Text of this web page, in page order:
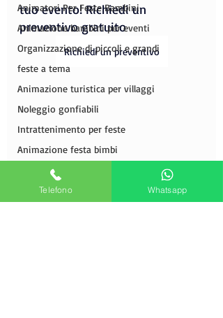
Animatori Per Feste Bambini
Animazione bambini per eventi
Organizzazione di piccoli e grandi
feste a tema
Animazione turistica per villaggi
Noleggio gonfiabili
Intrattenimento per feste
Animazione festa bimbi
Animatori per feste
Agenzia di animazione e spettacoli
tuo evento! Richiedi un
preventivo gratuito
Richiedi un preventivo
Telefono Whatsapp